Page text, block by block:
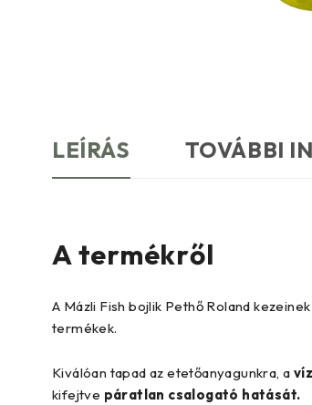
LEÍRÁS TOVÁBBI
A termékről
A Mázli Fish bojlik Pethő Roland
termékek.
Kiválóan tapad az etetőanyagunkra, a
kifejtve páratlan csalogató hatását.